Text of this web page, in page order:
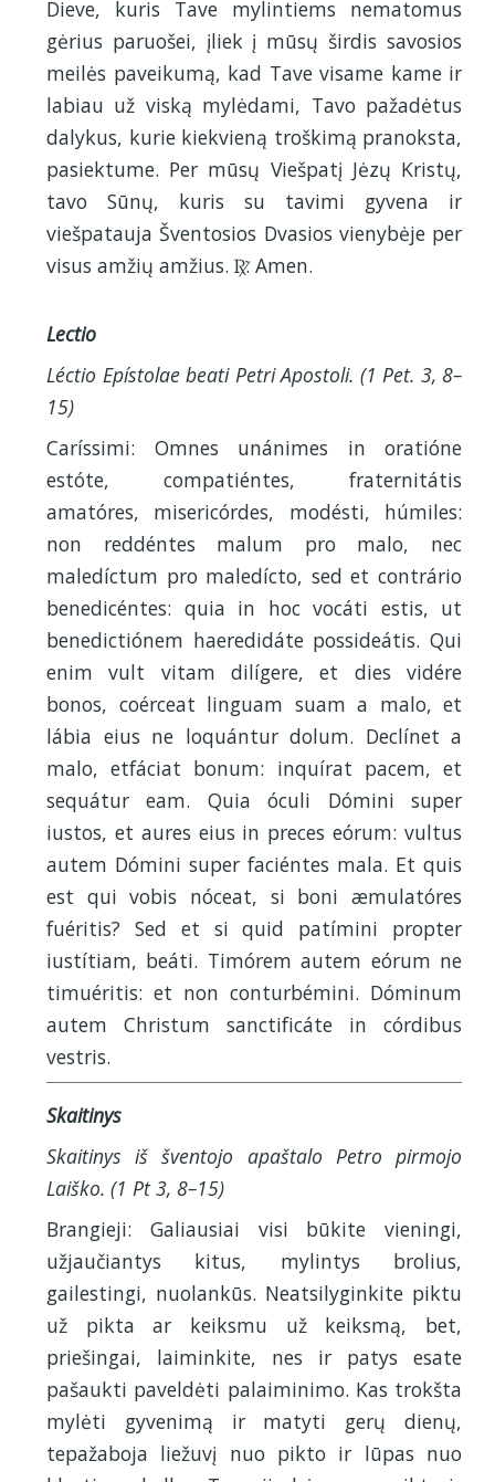
Dieve, kuris Tave mylintiems nematomus
gėrius paruošei, įliek į mūsų širdis savosios
meilės paveikumą, kad Tave visame kame ir
labiau už viską mylėdami, Tavo pažadėtus
dalykus, kurie kiekvieną troškimą pranoksta,
pasiektume. Per mūsų Viešpatį Jėzų Kristų,
tavo Sūnų, kuris su tavimi gyvena ir
viešpatauja Šventosios Dvasios vienybėje per
visus amžių amžius. R. Amen.
Lectio
Léctio Epístolae beati Petri Apostoli. (1 Pet. 3, 8–
15)
Caríssimi: Omnes unánimes in oratióne
estóte, compatiéntes, fraternitátis
amatóres, misericórdes, modésti, húmiles:
non reddéntes malum pro malo, nec
maledíctum pro maledícto, sed et contrário
benedicéntes: quia in hoc vocáti estis, ut
benedictiónem haeredidáte possideátis. Qui
enim vult vitam dilígere, et dies vidére
bonos, coérceat linguam suam a malo, et
lábia eius ne loquántur dolum. Declínet a
malo, etfáciat bonum: inquírat pacem, et
sequátur eam. Quia óculi Dómini super
iustos, et aures eius in preces eórum: vultus
autem Dómini super faciéntes mala. Et quis
est qui vobis nóceat, si boni æmulatóres
fuéritis? Sed et si quid patímini propter
iustítiam, beáti. Timórem autem eórum ne
timuéritis: et non conturbémini. Dóminum
autem Christum sanctificáte in córdibus
vestris.
Skaitinys
Skaitinys iš šventojo apaštalo Petro pirmojo
Laiško. (1 Pt 3, 8–15)
Brangieji: Galiausiai visi būkite vieningi,
užjaučiantys kitus, mylintys brolius,
gailestingi, nuolankūs. Neatsilyginkite piktu
už pikta ar keiksmu už keiksmą, bet,
priešingai, laiminkite, nes ir patys esate
pašaukti paveldėti palaiminimo. Kas trokšta
mylėti gyvenimą ir matyti gerų dienų,
tepažaboja liežuvį nuo pikto ir lūpas nuo